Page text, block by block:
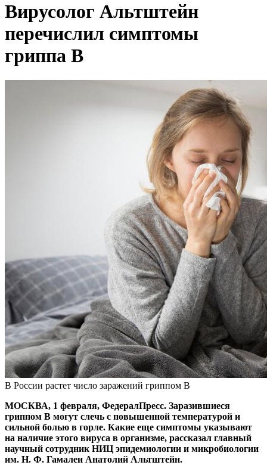
Вирусолог Альтштейн
перечислил симптомы
гриппа В
В России растет число заражений гриппом B
МОСКВА, 1 февраля, ФедералПресс. Заразившиеся
гриппом В могут слечь с повышенной температурой и
сильной болью в горле. Какие еще симптомы указывают
на наличие этого вируса в организме, рассказал главный
научный сотрудник НИЦ эпидемиологии и микробиологии
им. Н. Ф. Гамалеи Анатолий Альтштейн.